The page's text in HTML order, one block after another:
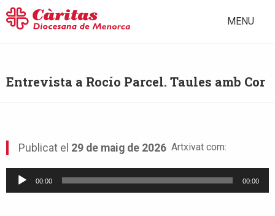
MENU
Entrevista a Rocío Parcel. Taules amb Cor
Publicat el 29 de maig de 2026 Artxivat com:
Reproductor
d'àudio
00:00 00:00